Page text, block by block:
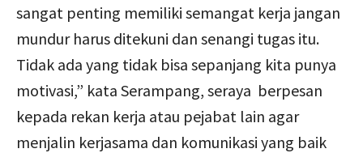
sangat penting memiliki semangat kerja jangan
mundur harus ditekuni dan senangi tugas itu.
Tidak ada yang tidak bisa sepanjang kita punya
motivasi,” kata Serampang, seraya berpesan
kepada rekan kerja atau pejabat lain agar
menjalin kerjasama dan komunikasi yang baik